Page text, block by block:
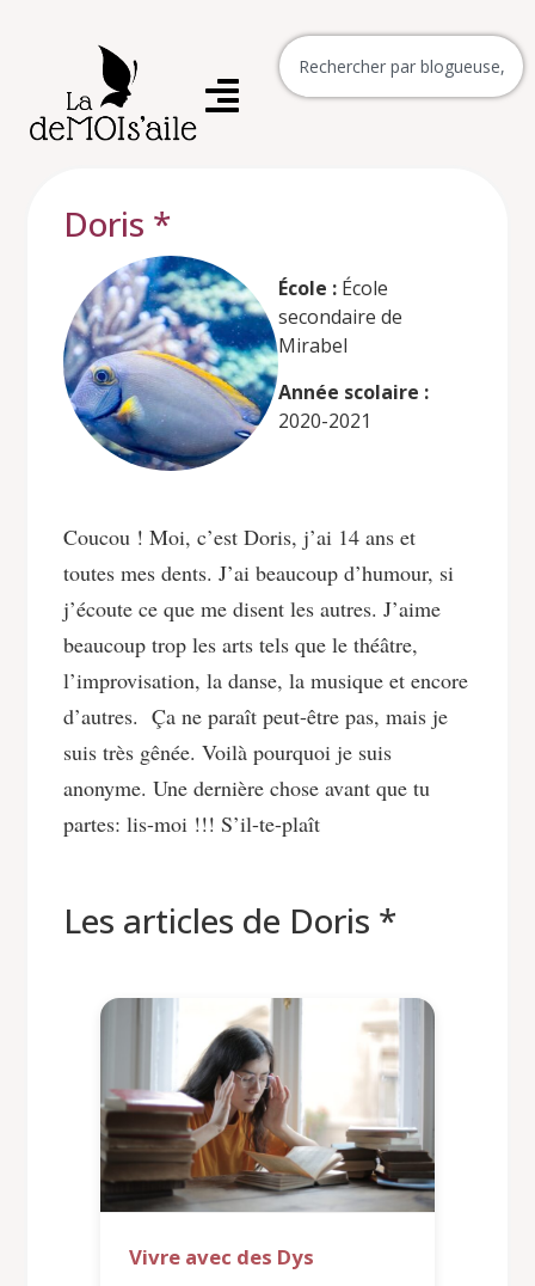
Doris *
École : École
secondaire de
Mirabel
Année scolaire :
2020-2021
Coucou ! Moi, c’est Doris, j’ai 14 ans et
toutes mes dents. J’ai beaucoup d’humour, si
j’écoute ce que me disent les autres. J’aime
beaucoup trop les arts tels que le théâtre,
l’improvisation, la danse, la musique et encore
d’autres. Ça ne paraît peut-être pas, mais je
suis très gênée. Voilà pourquoi je suis
anonyme. Une dernière chose avant que tu
partes: lis-moi !!! S’il-te-plaît
Les articles de Doris *
Vivre avec des Dys